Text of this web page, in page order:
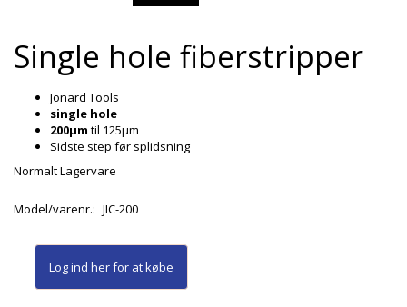
Single hole fiberstripper
Jonard Tools
single hole
200µm til 125µm
Sidste step før splidsning
Normalt Lagervare
Model/varenr.: JIC-200
Log ind herfor at købe